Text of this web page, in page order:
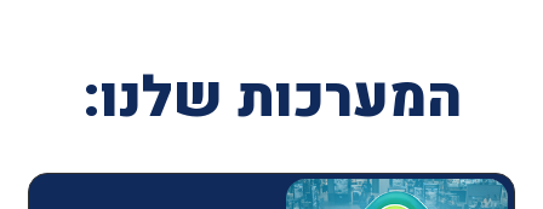
שלנו: